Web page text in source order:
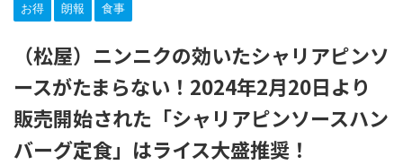
お得 朗報 食事
（松屋）ニンニクの効いたシャリアピンソ
ースがたまらない！2024年2月20日より
販売開始された「シャリアピンソースハン
バーグ定食」はライス大盛推奨！